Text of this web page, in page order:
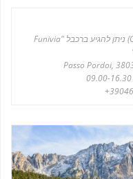
בתמונה: לרכס הרים סלע (Gruppo di Sella) ניתן להגיע ברכבל "Funivia